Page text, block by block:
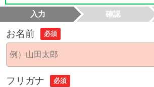
入力 確認
お名前 必須
フリガナ 必須